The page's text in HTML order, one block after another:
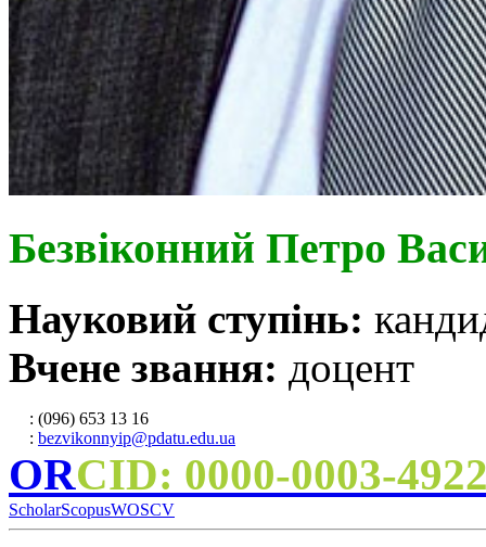
Безвіконний Петро
Науковий ступінь:
Вчене звання: доцент
: (096) 653 13 16
: bezvikonnyip@pdatu.edu.ua
ORCID: 0000-0003-
ScholarScopusWOSCV